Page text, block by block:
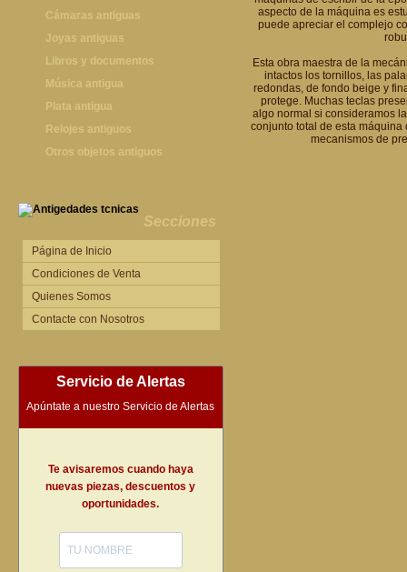
Cascos militares
Otros artículos militares
Pintura antigua
Pintura contemporánea
Grabados antiguos y mapas
Cámaras antiguas
Cámaras antiguas
Joyas antiguas
Joyas antiguas
Libros y documentos
Libros antiguos
Fotografia antigua
Publicaciones antiguas
Música antigua
Gramófonos antiguos
Cajas de música antiguas
Radios antiguas
Plata antigua
Plata antigua
Relojes antiguos
Relojes sobremesa antiguos
Relojes de bolsillo antiguos
Relojes de pulsera antiguos
Otros objetos antiguos
Secciones
Página de Inicio
Condiciones de Venta
Quienes Somos
Contacte con Nosotros
Servicio de Alertas
Apúntate a nuestro Servicio de Alertas
Te avisaremos cuando haya
nuevas piezas, descuentos y
oportunidades.
aspecto de la máquina es
puede apreciar el complejo
Esta obra maestra de la
intactos los tornillos, las
redondas, de fondo beige y
protege. Muchas teclas
algo normal si consideramos
conjunto total de esta
mecanismos de